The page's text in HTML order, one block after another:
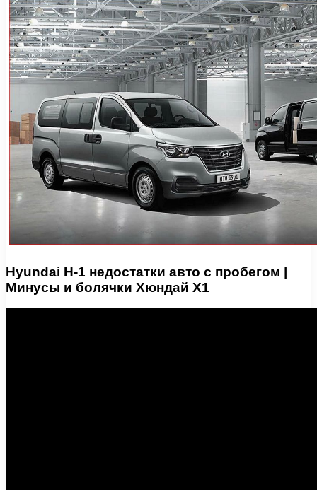
Hyundai H-1 недостатки авто с пробегом |
Минусы и болячки Хюндай Х1